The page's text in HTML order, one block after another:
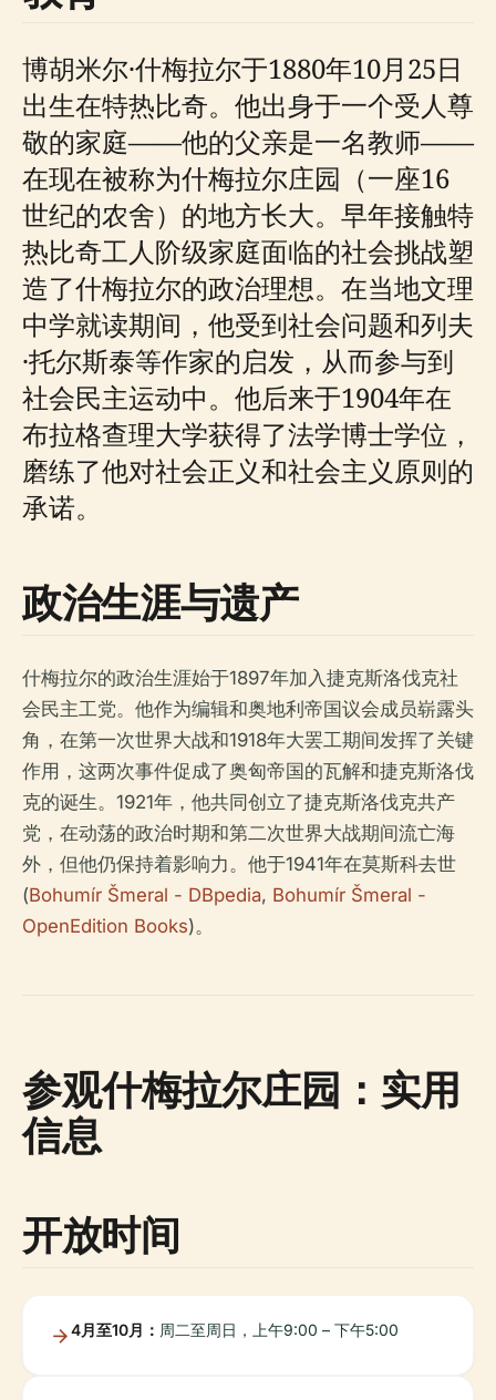
博胡米尔·什梅拉尔于1880年10月25日
出生在特热比奇。他出身于一个受人尊
敬的家庭——他的父亲是一名教师——
在现在被称为什梅拉尔庄园（一座16
世纪的农舍）的地方长大。早年接触特
热比奇工人阶级家庭面临的社会挑战塑
造了什梅拉尔的政治理想。在当地文理
中学就读期间，他受到社会问题和列夫
·托尔斯泰等作家的启发，从而参与到
社会民主运动中。他后来于1904年在
布拉格查理大学获得了法学博士学位，
磨练了他对社会正义和社会主义原则的
承诺。
政治生涯与遗产
什梅拉尔的政治生涯始于1897年加入捷克斯洛伐克社
会民主工党。他作为编辑和奥地利帝国议会成员崭露头
角，在第一次世界大战和1918年大罢工期间发挥了关键
作用，这两次事件促成了奥匈帝国的瓦解和捷克斯洛伐
克的诞生。1921年，他共同创立了捷克斯洛伐克共产
党，在动荡的政治时期和第二次世界大战期间流亡海
外，但他仍保持着影响力。他于1941年在莫斯科去世
(Bohumír Šmeral - DBpedia, Bohumír Šmeral -
OpenEdition Books)。
参观什梅拉尔庄园：实用
信息
开放时间
4月至10月： 周二至周日，上午9:00 – 下午5:00